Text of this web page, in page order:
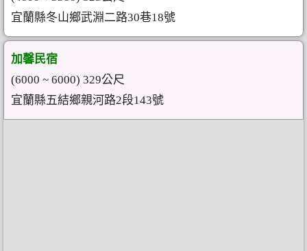
宜蘭縣冬山鄉武淵二路30巷18號
加馨民宿
(6000 ~ 6000) 329公尺
宜蘭縣五結鄉親河路2段143號